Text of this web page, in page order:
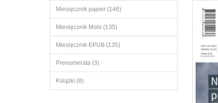
Miesięcznik papier (146)
Miesięcznik Mobi (135)
Miesięcznik EPUB (135)
Prenumerata (3)
Książki (8)